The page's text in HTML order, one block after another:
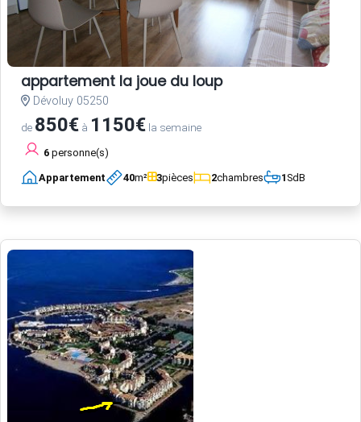
appartement la joue du loup
Dévoluy 05250
de 850€ à 1150€ la semaine
6 personne(s)
Appartement 40m² 3pièces 2chambres 1SdB